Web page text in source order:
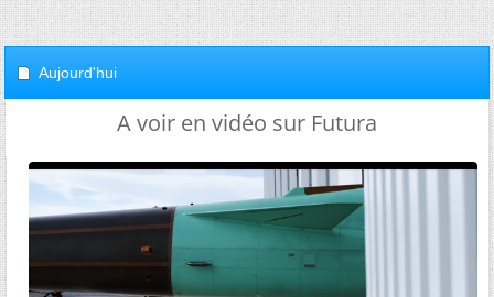
Aujourd'hui
A voir en vidéo sur Futura